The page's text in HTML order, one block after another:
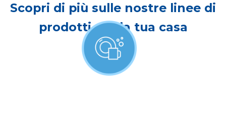
Scopri di più sulle nostre linee di
prodotti per la tua casa